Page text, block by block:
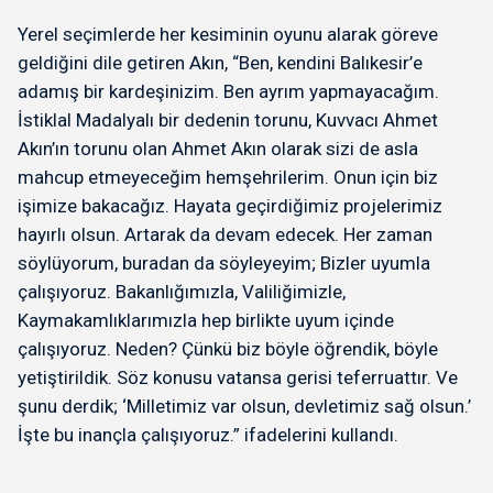
Yerel seçimlerde her kesiminin oyunu alarak göreve
geldiğini dile getiren Akın, “Ben, kendini Balıkesir’e
adamış bir kardeşinizim. Ben ayrım yapmayacağım.
İstiklal Madalyalı bir dedenin torunu, Kuvvacı Ahmet
Akın’ın torunu olan Ahmet Akın olarak sizi de asla
mahcup etmeyeceğim hemşehrilerim. Onun için biz
işimize bakacağız. Hayata geçirdiğimiz projelerimiz
hayırlı olsun. Artarak da devam edecek. Her zaman
söylüyorum, buradan da söyleyeyim; Bizler uyumla
çalışıyoruz. Bakanlığımızla, Valiliğimizle,
Kaymakamlıklarımızla hep birlikte uyum içinde
çalışıyoruz. Neden? Çünkü biz böyle öğrendik, böyle
yetiştirildik. Söz konusu vatansa gerisi teferruattır. Ve
şunu derdik; ‘Milletimiz var olsun, devletimiz sağ olsun.’
İşte bu inançla çalışıyoruz.” ifadelerini kullandı.